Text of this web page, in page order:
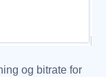
og bitrate for